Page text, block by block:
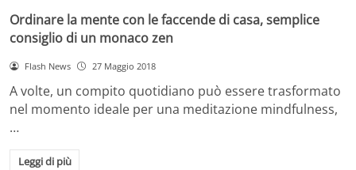
Ordinare la mente con le faccende di casa, semplice
consiglio di un monaco zen
Flash News 27 Maggio 2018
A volte, un compito quotidiano può essere trasformato
nel momento ideale per una meditazione mindfulness,
…
Leggi di più